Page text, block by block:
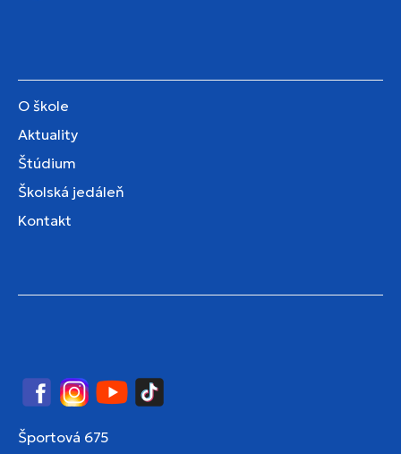
O škole
Aktuality
Štúdium
Školská jedáleň
Kontakt
FacebookInstagramYouTubeTikTok
Športová 675